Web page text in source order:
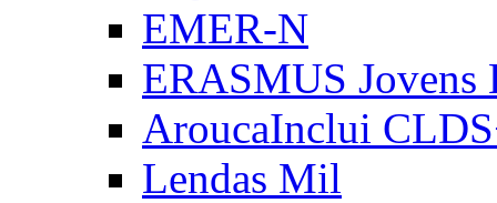
EMER-N
ERASMUS Jovens
AroucaInclui
Lendas Mil